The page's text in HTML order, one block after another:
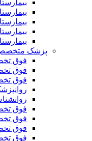
پزشک
فوق
فوق
فوق
فوق
فوق
فوق
فوق